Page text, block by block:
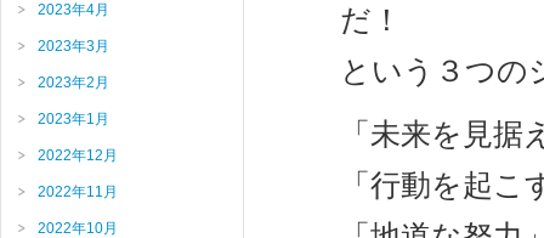
だ！
という３つの
「未来を見据
「行動を起こ
2023年4月
2023年3月
2023年2月
2023年1月
2022年12月
2022年11月
2022年10月